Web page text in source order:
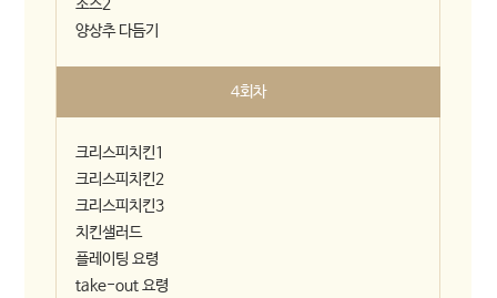
소스2
양상추 다듬기
4회차
크리스피치킨1
크리스피치킨2
크리스피치킨3
치킨샐러드
플레이팅 요령
take-out 요령